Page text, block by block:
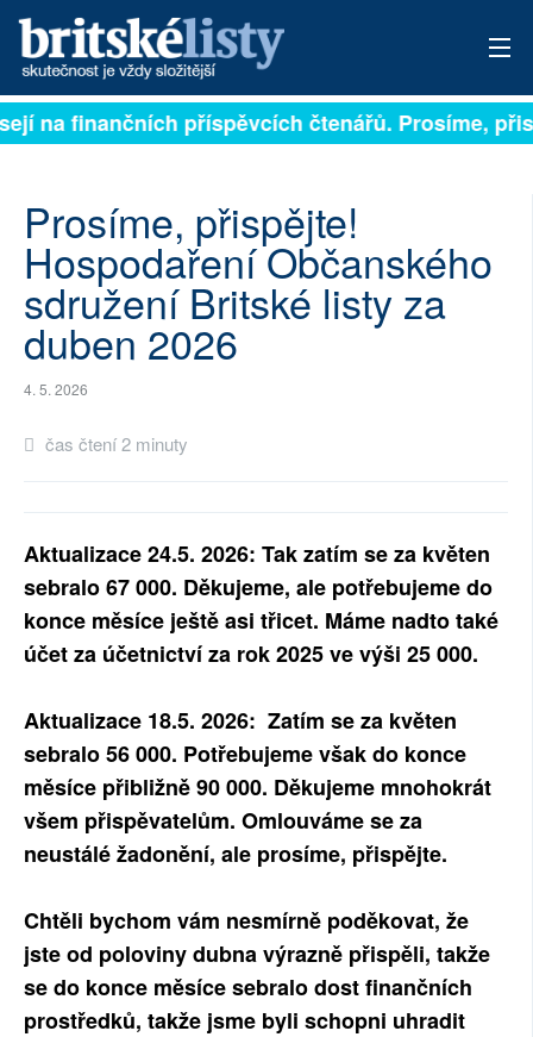
PŘIHLÁSIT
ARCHIV
ROZHOVORY
TÉMATA
NEJČTENĚJŠÍ ZA 7 DNÍ
AUTOŘI
SOCIÁLNÍ SÍTĚ
RUBRIKY
na finančních příspěvcích čtenářů. Prosíme,
Prosíme, přispějte!
Hospodaření Občanského
sdružení Britské listy za
duben 2026
4. 5. 2026
čas čtení 2 minuty
Aktualizace 24.5. 2026: Tak zatím se za květen
sebralo 67 000. Děkujeme, ale potřebujeme do
konce měsíce ještě asi třicet. Máme nadto také
účet za účetnictví za rok 2025 ve výši 25 000.
Aktualizace 18.5. 2026: Zatím se za květen
sebralo 56 000. Potřebujeme však do konce
měsíce přibližně 90 000. Děkujeme mnohokrát
všem přispěvatelům. Omlouváme se za
neustálé žadonění, ale prosíme, přispějte.
Chtěli bychom vám nesmírně poděkovat, že
jste od poloviny dubna výrazně přispěli, takže
se do konce měsíce sebralo dost finančních
prostředků, takže jsme byli schopni uhradit